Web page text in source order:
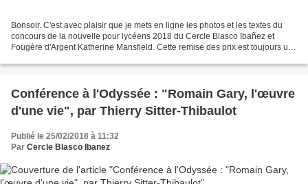
Bonsoir. C'est avec plaisir que je mets en ligne les photos et les textes du
concours de la nouvelle pour lycéens 2018 du Cercle Blasco Ibañez et
Fougère d'Argent Katherine Mansfield. Cette remise des prix est toujours un
Conférence à l'Odyssée : "Romain Gary, l'œuvre
d'une vie", par Thierry Sitter-Thibaulot
Publié le 25/02/2018 à 11:32
Par Cercle Blasco Ibanez